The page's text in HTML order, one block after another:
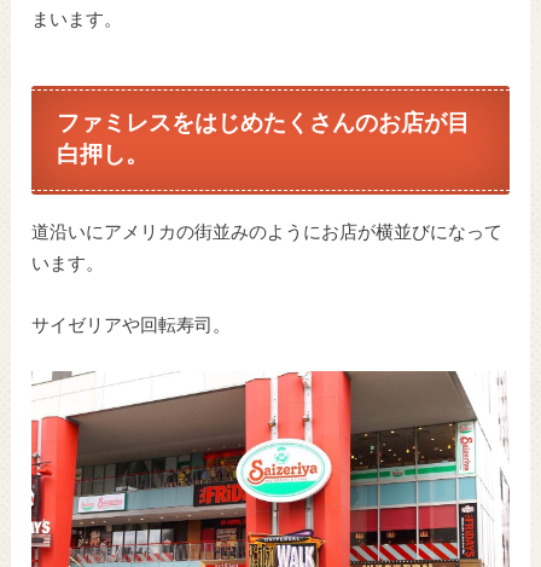
まいます。
ファミレスをはじめたくさんのお店が目
白押し。
道沿いにアメリカの街並みのようにお店が横並びになって
います。
サイゼリアや回転寿司。